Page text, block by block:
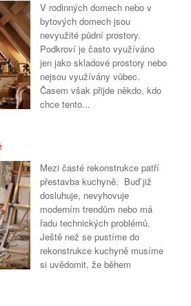
V rodinných domech nebo v
bytových domech jsou
nevyužité půdní prostory.
Podkroví je často využíváno
jen jako skladové prostory nebo
nejsou využívány vůbec.
Časem však přijde někdo, kdo
chce tento...
Mezi časté rekonstrukce patří
přestavba kuchyně. Buď již
dosluhuje, nevyhovuje
moderním trendům nebo má
řadu technických problémů.
Ještě než se pustíme do
rekonstrukce kuchyně musíme
si uvědomit, že během